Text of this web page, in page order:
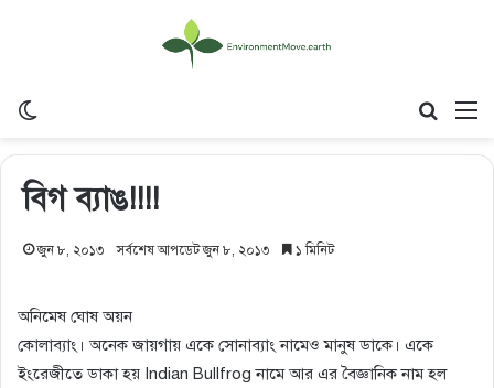
বিগ ব্যাঙ!!!!
জুন ৮, ২০১৩ সর্বশেষ আপডেট জুন ৮, ২০১৩ ১ মিনিট
​অনিমেষ ঘোষ অয়ন
কোলাব্যাং। অনেক জায়গায় একে সোনাব্যাং নামেও মানুষ ডাকে। একে
ইংরেজীতে ডাকা হয় Indian Bullfrog নামে আর এর বৈজ্ঞানিক নাম হল